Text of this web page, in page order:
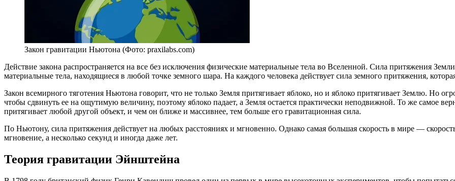
Закон гравитации Ньютона (Фото: praxilabs.com)
Действие закона распространяется на все без исключения физические материальные тела во Вселенной. Сила притяжения
материальные тела, находящиеся в любой точке земного шара. На каждого человека действует сила земного притяжения,
Закон всемирного тяготения Ньютона говорит, что не только Земля притягивает яблоко, но и яблоко притягивает Землю. Но
чтобы сдвинуть ее на ощутимую величину, поэтому яблоко падает, а Земля остается практически неподвижной. То же самое
притягивает любой другой объект, и чем он ближе и массивнее, тем больше его гравитационная сила.
По Ньютону, сила притяжения действует на любых расстояниях и мгновенно. Однако самая большая скорость в мире —
мгновение, а несколько секунд и иногда даже лет.
Теория гравитации Эйнштейна